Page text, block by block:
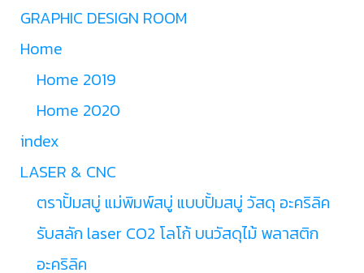
GRAPHIC DESIGN ROOM
Home
Home 2019
Home 2020
index
LASER & CNC
ตราปั้มสบู่ แม่พิมพ์สบู่ แบบปั้มสบู่ วัสดุ อะคริลิค
รับสลัก laser CO2 โลโก้ บนวัสดุไม้ พลาสติก
อะคริลิค